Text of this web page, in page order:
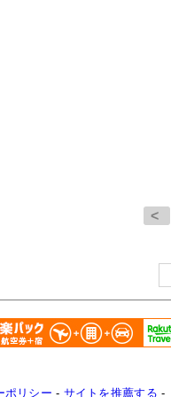
<
ポリシー - サイトを推薦する -